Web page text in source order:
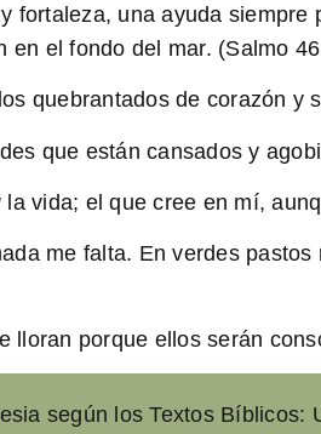
fortaleza, una ayuda
en el fondo del mar. (Salmo
quebrantados de corazón y
que están cansados y
vida; el que cree en mí,
me falta. En verdes
lloran porque ellos serán
según los Textos Bíblicos: